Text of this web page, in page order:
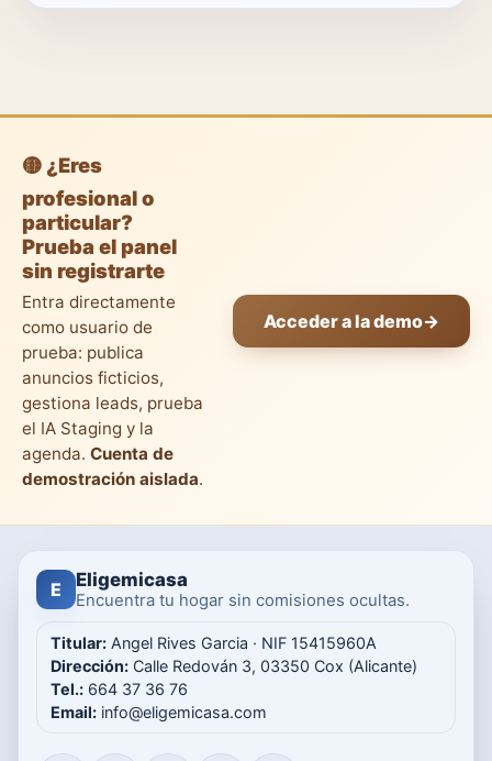
🟡 ¿Eres
profesional o
particular?
Prueba el panel
sin registrarte
Entra directamente
como usuario de
prueba: publica
anuncios ficticios,
gestiona leads, prueba
el IA Staging y la
agenda. Cuenta de
demostración aislada.
Acceder a la demo→
E Eligemicasa
Encuentra tu hogar sin comisiones ocultas.
Titular: Angel Rives Garcia · NIF 15415960A
Dirección: Calle Redován 3, 03350 Cox (Alicante)
Tel.: 664 37 36 76
Email: info@eligemicasa.com